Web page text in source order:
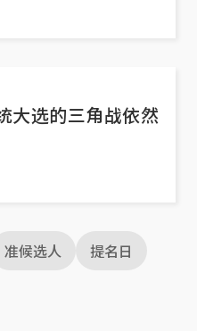
选的三角战依然
准候选人
提名日